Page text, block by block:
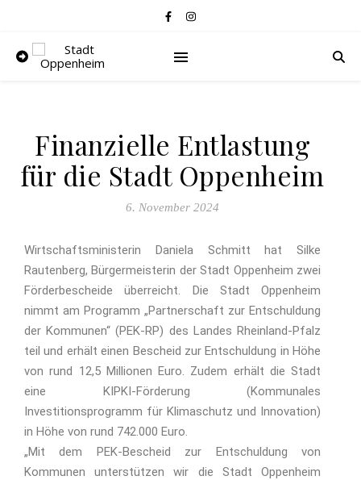
Finanzielle Entlastung
für die Stadt Oppenheim
6. November 2024
Wirtschaftsministerin Daniela Schmitt hat Silke
Rautenberg, Bürgermeisterin der Stadt Oppenheim zwei
Förderbescheide überreicht. Die Stadt Oppenheim
nimmt am Programm „Partnerschaft zur Entschuldung
der Kommunen“ (PEK-RP) des Landes Rheinland-Pfalz
teil und erhält einen Bescheid zur Entschuldung in Höhe
von rund 12,5 Millionen Euro. Zudem erhält die Stadt
eine KIPKI-Förderung (Kommunales
Investitionsprogramm für Klimaschutz und Innovation)
in Höhe von rund 742.000 Euro.
„Mit dem PEK-Bescheid zur Entschuldung von
Kommunen unterstützen wir die Stadt Oppenheim